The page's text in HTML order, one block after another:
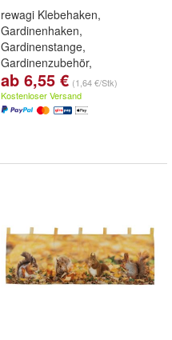
rewagi Klebehaken,
Gardinenhaken,
Gardinenstange,
Gardinenzubehör,
Vitragenstangen
ab 6,55 € (1,64 €/Stk)
Kostenloser Versand